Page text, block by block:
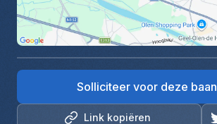
Link kopiëren
Solliciteer voor deze baan